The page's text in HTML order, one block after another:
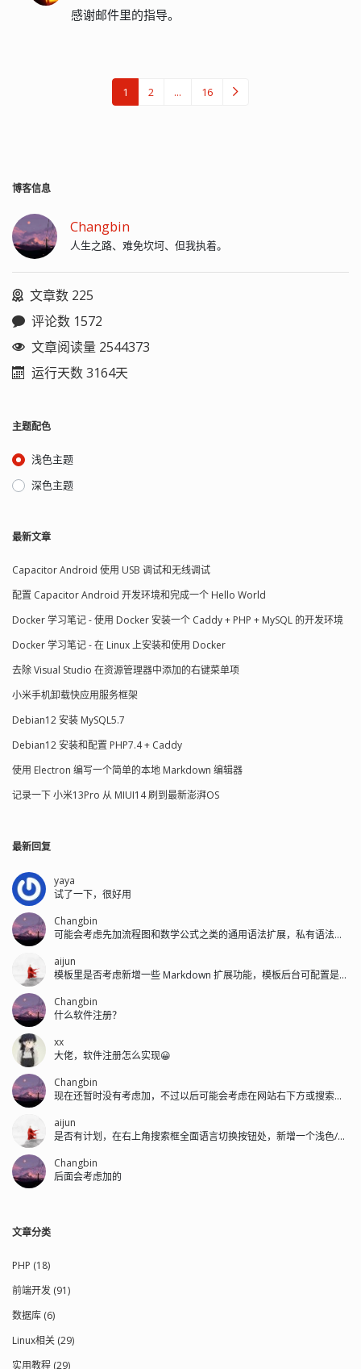
感谢邮件里的指导。
1 2 ... 16
博客信息
Changbin
人生之路、难免坎坷、但我执着。
文章数 225
评论数 1572
文章阅读量 2544373
运行天数 3164天
主题配色
浅色主题
深色主题
最新文章
Capacitor Android 使用 USB 调试和无线调试
配置 Capacitor Android 开发环境和完成一个 Hello World
Docker 学习笔记 - 使用 Docker 安装一个 Caddy + PHP + MySQL 的开发环境
Docker 学习笔记 - 在 Linux 上安装和使用 Docker
去除 Visual Studio 在资源管理器中添加的右键菜单项
小米手机卸载快应用服务框架
Debian12 安装 MySQL5.7
Debian12 安装和配置 PHP7.4 + Caddy
使用 Electron 编写一个简单的本地 Markdown 编辑器
记录一下 小米13Pro 从 MIUI14 刷到最新澎湃OS
最新回复
yaya
试了一下，很好用
Changbin
可能会考虑先加流程图和数学公式之类的通用语法扩展，私有语法后面再加。
aijun
模板里是否考虑新增一些 Markdown 扩展功能，模板后台可配置是否开启...
Changbin
什么软件注册？
xx
大佬，软件注册怎么实现😀
Changbin
现在还暂时没有考虑加，不过以后可能会考虑在网站右下方或搜索框左侧加。
aijun
是否有计划，在右上角搜索框全面语言切换按钮处，新增一个浅色/深色的切换按钮。
Changbin
后面会考虑加的
文章分类
PHP (18)
前端开发 (91)
数据库 (6)
Linux相关 (29)
实用教程 (29)